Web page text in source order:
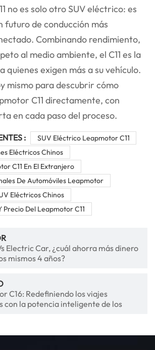
no es solo otro SUV eléctrico: es
futuro de conducción más
Combinando rendimiento,
al medio ambiente, el C11 es la
quienes exigen más a su vehículo.
mismo para descubrir cómo
C11 directamente, con
en cada paso del proceso.
:
SUV Eléctrico Leapmotor C11
Eléctricos Chinos
C11 En El Extranjero
De Automóviles Leapmotor
Eléctricos Chinos
Precio Del Leapmotor C11
Electric Car, ¿cuál ahorra más dinero
mismos 4 años?
C16: Redefiniendo los viajes
con la potencia inteligente de los